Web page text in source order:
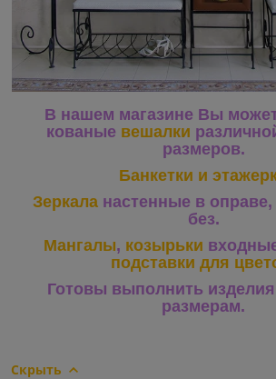
В нашем магазине Вы
кованые вешалки
размеров.
Банкетки и
Зеркала настенные в
без.
Мангалы, козырьки
подставки для
Готовы выполнить
размерам.
Скрыть